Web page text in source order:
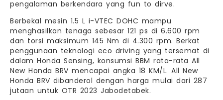
pengalaman berkendara yang fun to dirve.
Berbekal mesin 1.5 L i-VTEC DOHC mampu
menghasilkan tenaga sebesar 121 ps di 6.600 rpm
dan torsi maksimum 145 Nm di 4.300 rpm. Berkat
penggunaan teknologi eco driving yang tersemat di
dalam Honda Sensing, konsumsi BBM rata-rata All
New Honda BRV mencapai angka 18 KM/L. All New
Honda BRV dibanderol dengan harga mulai dari 287
jutaan untuk OTR 2023 Jabodetabek.